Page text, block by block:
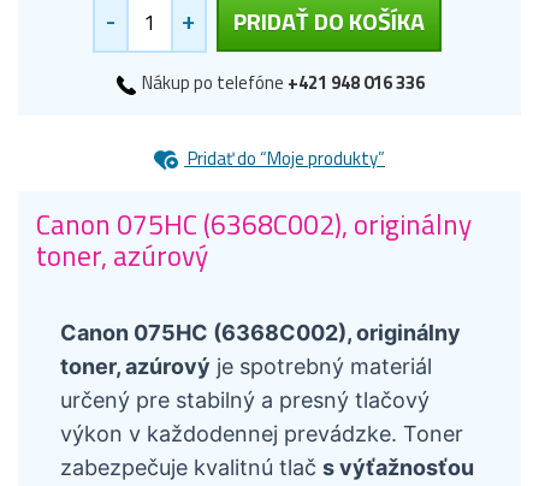
- + PRIDAŤ DO KOŠÍKA
Nákup po telefóne +421 948 016 336
Pridať do “Moje produkty”
Canon 075HC (6368C002), originálny
toner, azúrový
Canon 075HC (6368C002), originálny
toner, azúrový je spotrebný materiál
určený pre stabilný a presný tlačový
výkon v každodennej prevádzke. Toner
zabezpečuje kvalitnú tlač s výťažnosťou